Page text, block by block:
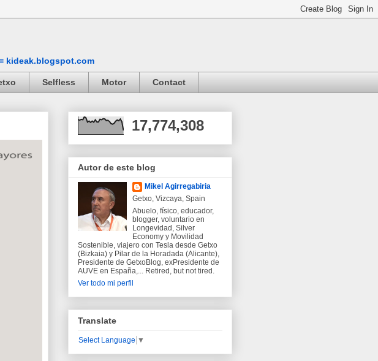
kideak.blogspot.com
Selfless Motor Contact
17,774,308
Autor de este blog
Mikel Agirregabiria
Getxo, Vizcaya, Spain
Abuelo, físico, educador,
blogger, voluntario en
Longevidad, Silver
Economy y Movilidad
Sostenible, viajero con Tesla desde Getxo
(Bizkaia) y Pilar de la Horadada (Alicante),
Presidente de GetxoBlog, exPresidente de
AUVE en España,... Retired, but not tired.
Ver todo mi perfil
Translate
Select Language ▼